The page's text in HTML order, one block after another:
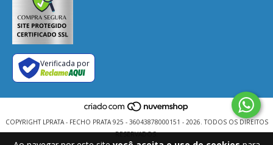
Verificada por
COPYRIGHT LPRATA - FECHO PRATA 925 - 36043878000151 - 2026. TODOS OS DIREITOS
RESERVADOS.